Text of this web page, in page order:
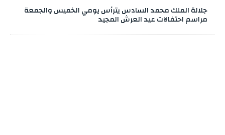
جلالة الملك محمد السادس يترأس يومي الخميس والجمعة
مراسم احتفالات عيد العرش المجيد